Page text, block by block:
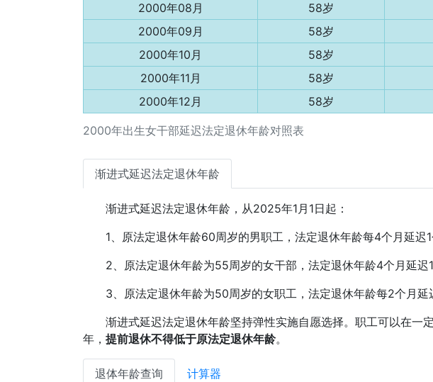
2000年出生女干部延迟法定退休年龄对照表
2000年08月
58岁
2000年09月
58岁
2000年10月
58岁
2000年11月
58岁
2000年12月
58岁
渐进式延迟法定退休年龄
渐进式延迟法定退休年龄，从2025年1月1日起：
1、原法定退休年龄60周岁的男职工，法定退休年龄每4个月延迟
2、原法定退休年龄为55周岁的女干部，法定退休年龄4个月延迟
3、原法定退休年龄为50周岁的女职工，法定退休年龄每2个月延
渐进式延迟法定退休年龄坚持弹性实施自愿选择。职工可以在一
年， 提前退休不得低于原法定退休年龄。
退体年龄查询 计算器